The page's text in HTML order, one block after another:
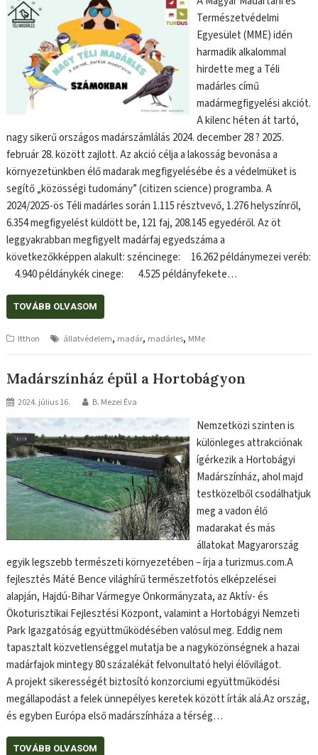
Természetvédelmi
Egyesület (MME) idén
harmadik alkalommal
hirdette meg a Téli
madárles című
madármegfigyelési akciót.
A kilenc héten át tartó,
nagy sikerű országos madárszámlálás 2024. december 28 ? 2025.
február 28. között zajlott. Az akció célja a lakosság bevonása a
környezetünkben élő madarak megfigyelésébe és a védelmüket is
segítő „közösségi tudomány” (citizen science) programba. A
2024/2025-ös Téli madárles során 1.115 résztvevő, 1.276 helyszínről,
6.354 megfigyelést küldött be, 121 faj, 208.145 egyedéről. Az öt
leggyakrabban megfigyelt madárfaj egyedszáma a
következőkképpen alakult: széncinege: 16.262 példánymezei veréb:
4.940 példánykék cinege: 4.525 példányfekete…
TOVÁBB OLVASOM
Itthon állatvédelem, madár, madárles, MMe
Madárszínház épül a Hortobágyon
2024. július 16. B. Mezei Éva
Nemzetközi szinten is
különleges attrakciónak
ígérkezik a Hortobágyi
Madárszínház, ahol majd
testközelből csodálhatjuk
meg a vadon élő
madarakat és más
állatokat Magyarország
egyik legszebb természeti környezetében – írja a turizmus.com.A
fejlesztés Máté Bence világhírű természetfotós elképzelései
alapján, Hajdú-Bihar Vármegye Önkormányzata, az Aktív- és
Ökoturisztikai Fejlesztési Központ, valamint a Hortobágyi Nemzeti
Park Igazgatóság együttműködésében valósul meg. Eddig nem
tapasztalt közvetlenséggel mutatja be a nagyközönségnek a hazai
madárfajok mintegy 80 százalékát felvonultató helyi élővilágot.
A projekt sikerességét biztosító konzorciumi együttműködési
megállapodást a felek ünnepélyes keretek között írták alá.Az ország,
és egyben Európa első madárszínháza a térség…
TOVÁBB OLVASOM